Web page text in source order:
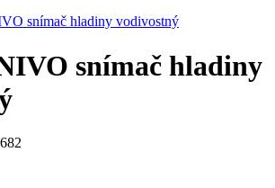
snímač hladiny